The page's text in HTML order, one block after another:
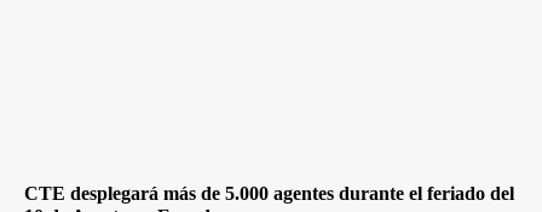
CTE desplegará más de 5.000 agentes durante el feriado del